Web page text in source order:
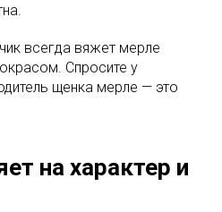
всегда вяжет мерле
Спросите у
щенка мерле — это
на характер и